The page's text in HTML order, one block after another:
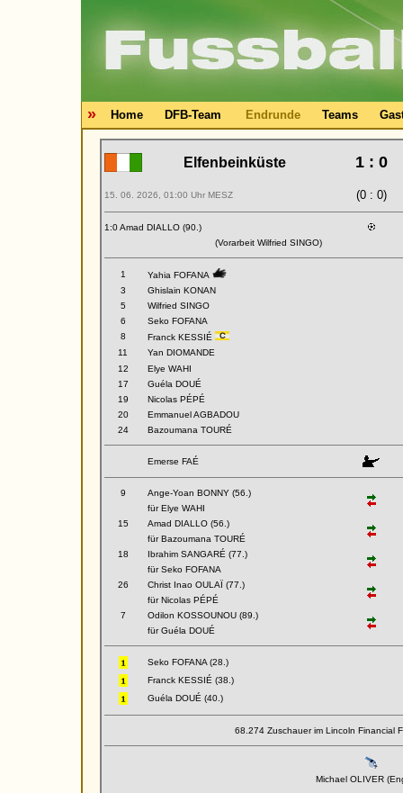
» Home DFB-Team Endrunde Teams
Elfenbeinküste 1 : 0
15. 06. 2026, 01:00 Uhr MESZ (0 : 0)
1:0 Amad DIALLO (90.)
(Vorarbeit Wilfried SINGO)
1
Yahia FOFANA
3
Ghislain KONAN
5
Wilfried SINGO
6
Seko FOFANA
8
Franck KESSIÉ
11
Yan DIOMANDE
12
Elye WAHI
17
Guéla DOUÉ
19
Nicolas PÉPÉ
20
Emmanuel AGBADOU
24
Bazoumana TOURÉ
Emerse FAÉ
9
Ange-Yoan BONNY (56.)
für Elye WAHI
15
Amad DIALLO (56.)
für Bazoumana TOURÉ
18
Ibrahim SANGARÉ (77.)
für Seko FOFANA
26
Christ Inao OULAÏ (77.)
für Nicolas PÉPÉ
7
Odilon KOSSOUNOU (89.)
für Guéla DOUÉ
Seko FOFANA (28.)
Franck KESSIÉ (38.)
Guéla DOUÉ (40.)
68.274 Zuschauer im Lincoln Financial
Michael OLIVER